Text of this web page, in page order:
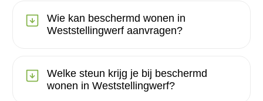
Wie kan beschermd wonen in
Weststellingwerf aanvragen?
Welke steun krijg je bij beschermd
wonen in Weststellingwerf?